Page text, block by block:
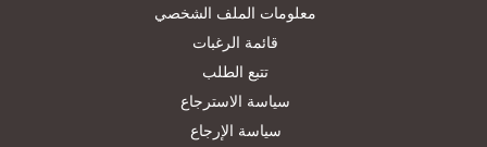
معلومات الملف الشخصي
قائمة الرغبات
تتبع الطلب
سياسة الاسترجاع
سياسة الإرجاع